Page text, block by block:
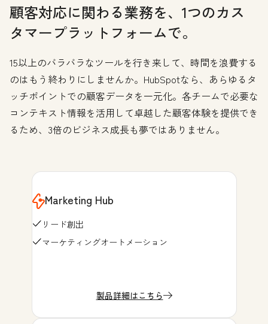
顧客対応に関わる業務を、1つのカス
タマープラットフォームで。
15以上のバラバラなツールを行き来して、時間を浪費する
のはもう終わりにしませんか。HubSpotなら、あらゆるタ
ッチポイントでの顧客データを一元化。各チームで必要な
コンテキスト情報を活用して卓越した顧客体験を提供でき
るため、3倍のビジネス成長も夢ではありません。
Marketing Hub
リード創出
マーケティングオートメーション
製品詳細はこちら